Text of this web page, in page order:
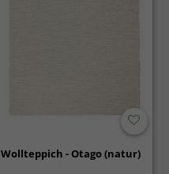
Wollteppich - Otago (natur)